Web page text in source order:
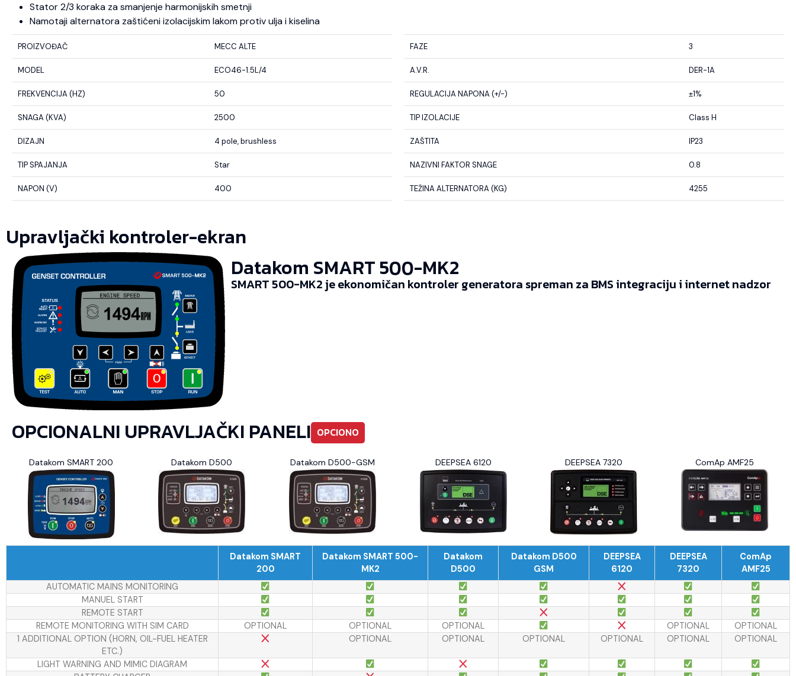
Stator 2/3 koraka za smanjenje harmonijskih smetnji
Namotaji alternatora zaštićeni izolacijskim lakom protiv ulja i kiselina
PROIZVOĐAČ MECC ALTE
MODEL ECO46-1.5L/4
FREKVENCIJA (HZ) 50
SNAGA (KVA) 2500
DIZAJN 4 pole, brushless
TIP SPAJANJA Star
NAPON (V) 400
FAZE 3
A.V.R. DER-1A
REGULACIJA NAPONA (+/-) ±1%
TIP IZOLACIJE Class H
ZAŠTITA IP23
NAZIVNI FAKTOR SNAGE 0.8
TEŽINA ALTERNATORA (KG) 4255
Upravljački kontroler-ekran
Datakom SMART 500-MK2
SMART 500-MK2 je ekonomičan kontroler generatora spreman za BMS integraciju i internet nadzor
OPCIONALNI UPRAVLJAČKI PANELI OPCIONO
Datakom SMART 200 Datakom D500 Datakom D500-GSM DEEPSEA 6120 DEEPSEA 7320 ComAp AMF25
Datakom SMART
200
Datakom SMART 500-
MK2
Datakom
D500
Datakom D500
GSM
DEEPSEA
6120
DEEPSEA
7320
ComAp
AMF25
AUTOMATIC MAINS MONITORING
MANUEL START
REMOTE START
REMOTE MONITORING WITH SIM CARD
OPTIONAL OPTIONAL OPTIONAL OPTIONAL
OPTIONAL
1 ADDITIONAL OPTION (HORN, OIL-FUEL HEATER
ETC.)
OPTIONAL OPTIONAL OPTIONAL OPTIONAL OPTIONAL OPTIONAL
LIGHT WARNING AND MIMIC DIAGRAM